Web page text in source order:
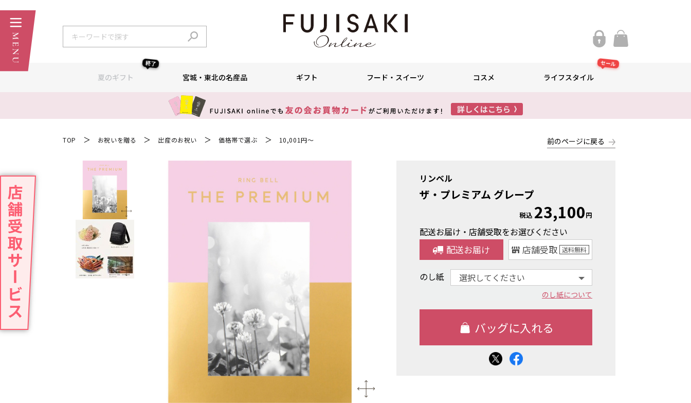
夏のギフト
終了
宮城・東北の名産品 ギフト フード・スイーツ コスメ ライフスタイル
セール
TOP ＞ お祝いを贈る ＞ 出産のお祝い ＞ 価格帯で選ぶ ＞ 10,001円～ 前のページに戻る
リンベル
ザ・プレミアム グレープ
税込 23,100円
配送お届け・店舗受取をお選びください
配送お届け 店舗受取 送料無料
のし紙
のし紙について